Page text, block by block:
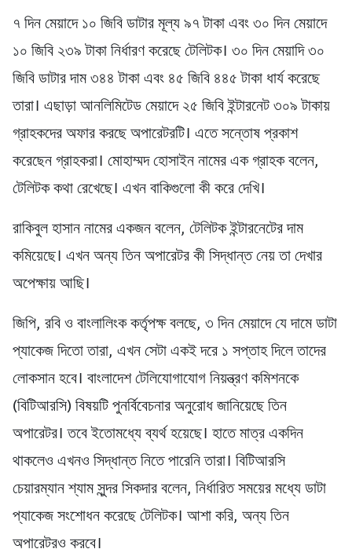
৭ দিন মেয়াদে ১০ জিবি ডাটার মূল্য ৯৭ টাকা এবং ৩০ দিন মেয়াদে
১০ জিবি ২৩৯ টাকা নির্ধারণ করেছে টেলিটক। ৩০ দিন মেয়াদি ৩০
জিবি ডাটার দাম ৩৪৪ টাকা এবং ৪৫ জিবি ৪৪৫ টাকা ধার্য করেছে
তারা। এছাড়া আনলিমিটেড মেয়াদে ২৫ জিবি ইন্টারনেট ৩০৯ টাকায়
গ্রাহকদের অফার করছে অপারেটরটি। এতে সন্তোষ প্রকাশ
করেছেন গ্রাহকরা। মোহাম্মদ হোসাইন নামের এক গ্রাহক বলেন,
টেলিটক কথা রেখেছে। এখন বাকিগুলো কী করে দেখি।
রাকিবুল হাসান নামের একজন বলেন, টেলিটক ইন্টারনেটের দাম
কমিয়েছে। এখন অন্য তিন অপারেটর কী সিদ্ধান্ত নেয় তা দেখার
অপেক্ষায় আছি।
জিপি, রবি ও বাংলালিংক কর্তৃপক্ষ বলছে, ৩ দিন মেয়াদে যে দামে ডাটা
প্যাকেজ দিতো তারা, এখন সেটা একই দরে ১ সপ্তাহ দিলে তাদের
লোকসান হবে। বাংলাদেশ টেলিযোগাযোগ নিয়ন্ত্রণ কমিশনকে
(বিটিআরসি) বিষয়টি পুনর্বিবেচনার অনুরোধ জানিয়েছে তিন
অপারেটর। তবে ইতোমধ্যে ব্যর্থ হয়েছে। হাতে মাত্র একদিন
থাকলেও এখনও সিদ্ধান্ত নিতে পারেনি তারা। বিটিআরসি
চেয়ারম্যান শ্যাম সুন্দর সিকদার বলেন, নির্ধারিত সময়ের মধ্যে ডাটা
প্যাকেজ সংশোধন করেছে টেলিটক। আশা করি, অন্য তিন
অপারেটরও করবে।